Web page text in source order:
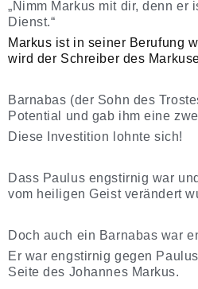
„Nimm Markus mit dir, denn er
Dienst.“
Markus ist in seiner Berufung
wird der Schreiber des
Barnabas (der Sohn des
Potential und gab ihm eine
Diese Investition lohnte sich!
Dass Paulus engstirnig war
vom heiligen Geist verändert
Doch auch ein Barnabas war
Er war engstirnig gegen
Seite des Johannes Markus.